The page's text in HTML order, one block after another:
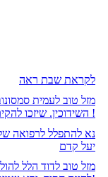
לקראת שבת ראה
מזל טוב לעמית
השידוכין. שיזכו להקים בית נאמן בישראל על אדני התורה והחסידות !
נא להתפלל לרפואה
יעל קדם
מזל טוב לדוד הלל